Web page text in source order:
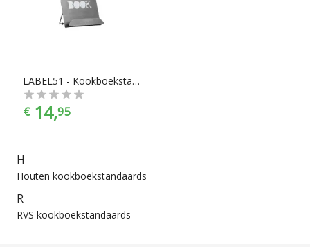
kookboekstandaard, je vindt makkelijk wat je nodig hebt bij
Chef99. Kookboekstandaarden zijn er te vinden in alle
LABEL51 - Kookboekstandaard - Antiek Grijs
€ 14,95
H
Houten kookboekstandaards
R
RVS kookboekstandaards